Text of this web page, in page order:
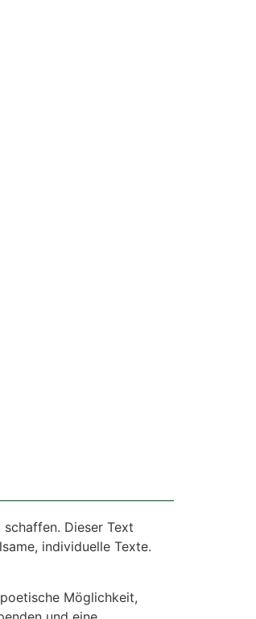
Dieser Text
individuelle Texte.
Möglichkeit,